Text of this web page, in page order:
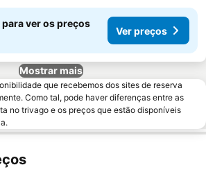
ver os preços
Ver preços
Mostrar mais
que recebemos dos sites de reserva
Como tal, pode haver diferenças entre as
no trivago e os preços que estão disponíveis